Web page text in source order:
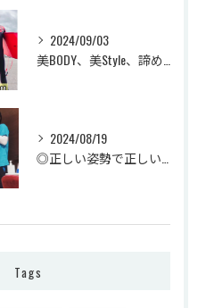
2024/09/03
2024/08/19
Tags